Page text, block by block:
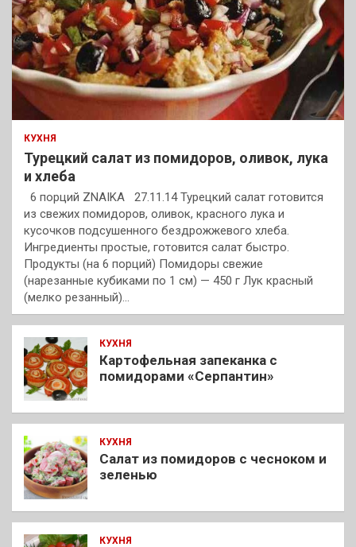
КУХНЯ
Турецкий салат из помидоров, оливок, лука
и хлеба
6 порций ZNAIKA 27.11.14 Турецкий салат готовится
из свежих помидоров, оливок, красного лука и
кусочков подсушенного бездрожжевого хлеба.
Ингредиенты простые, готовится салат быстро.
Продукты (на 6 порций) Помидоры свежие
(нарезанные кубиками по 1 см) — 450 г Лук красный
(мелко резанный)…
КУХНЯ
Картофельная запеканка с
помидорами «Серпантин»
КУХНЯ
Салат из помидоров с чесноком и
зеленью
КУХНЯ